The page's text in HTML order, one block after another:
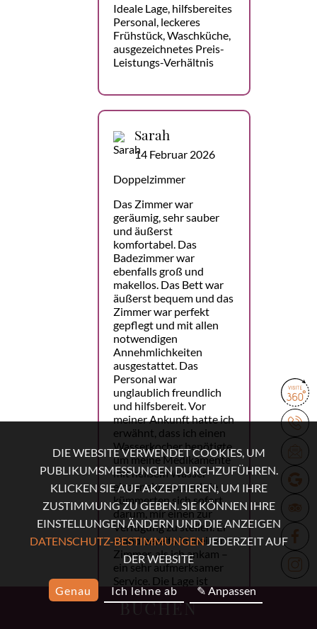
BUCHEN
Ideale Lage, hilfsbereites
Personal, leckeres
Frühstück, Waschküche,
ausgezeichnetes Preis-
Leistungs-Verhältnis
Sarah
14 Februar 2026
Doppelzimmer
Das Zimmer war
geräumig, sehr sauber
und äußerst
komfortabel. Das
Badezimmer war
ebenfalls groß und
makellos. Das Bett war
äußerst bequem und das
Zimmer war perfekt
gepflegt und mit allen
notwendigen
Annehmlichkeiten
ausgestattet. Das
Personal war
unglaublich freundlich
und hilfsbereit. Vor
meiner Ankunft hatte ich
erwähnt, dass ich einen
Wasserkocher benötigte,
um meine Medikamente
mit heißem Wasser
einzunehmen, und sie
kümmerten sich sofort
darum, mir einen zur
Verfügung zu stellen. Er
stand bereits in meinem
Zimmer, als ich ankam –
ein sehr aufmerksamer
Service. Die Lage ist
perfekt. Die U-Bahn ist
nur eine Minute
DIE WEBSITE VERWENDET COOKIES, UM
PUBLIKUMSMESSUNGEN DURCHZUFÜHREN.
KLICKEN SIE AUF AKZEPTIEREN, UM IHRE
ZUSTIMMUNG ZU GEBEN. SIE KÖNNEN IHRE
EINSTELLUNGEN ÄNDERN UND DIE ANZEIGEN
DATENSCHUTZ-BESTIMMUNGENJEDERZEIT AUF
DER WEBSITE
Genau Ich lehne ab ✎ Anpassen